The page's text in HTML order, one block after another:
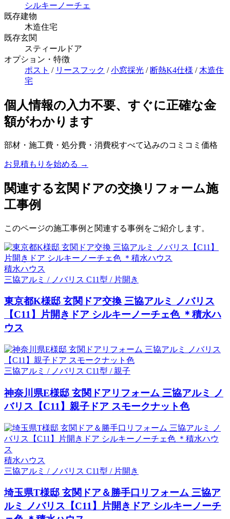
シルキーノーチェ
既存建物
木造住宅
既存玄関
スティールドア
オプション・特徴
ポスト / リースフック /小窓採光 / 断熱K4仕様 / 木造住
宅
個人情報の入力不要、すぐに正確な金
額がわかります
部材・施工費・処分費・消費税すべて込みのコミコミ価格
お見積もりを始める →
関連する玄関ドアの交換リフォーム施
工事例
このページの施工事例と関連する事例をご紹介します。
積水ハウス
三協アルミ / ノバリス C11型 / 片開き
東京都K様邸 玄関ドア交換 三協アルミ ノバリス
【C11】片開きドア シルキーノーチェ色 ＊積水ハ
ウス
三協アルミ / ノバリス C11型 / 親子
神奈川県E様邸 玄関ドアリフォーム 三協アルミ ノ
バリス【C11】親子ドア スモークナット色
積水ハウス
三協アルミ / ノバリス C11型 / 片開き
埼玉県T様邸 玄関ドア＆勝手口リフォーム 三協ア
ルミ ノバリス【C11】片開きドア シルキーノーチ